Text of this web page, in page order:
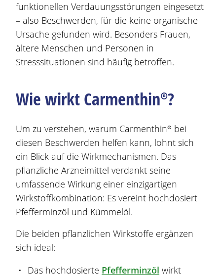
funktionellen Verdauungsstörungen eingesetzt
– also Beschwerden, für die keine organische
Ursache gefunden wird. Besonders Frauen,
ältere Menschen und Personen in
Stresssituationen sind häufig betroffen.
Wie wirktCarmenthin®?
Um zu verstehen, warum Carmenthin® bei
diesen Beschwerden helfen kann, lohnt sich
ein Blick auf die Wirkmechanismen. Das
pflanzliche Arzneimittel verdankt seine
umfassende Wirkung einer einzigartigen
Wirkstoffkombination: Es vereint hochdosiert
Pfefferminzöl und Kümmelöl.
Die beiden pflanzlichen Wirkstoffe ergänzen
sich ideal:
Das hochdosierte Pfefferminzöl wirkt